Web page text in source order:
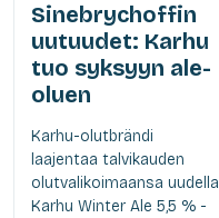
Sinebrychoffin
uutuudet: Karhu
tuo syksyyn ale-
oluen
Karhu-olutbrändi
laajentaa talvikauden
olutvalikoimaansa uudella
Karhu Winter Ale 5,5 % -